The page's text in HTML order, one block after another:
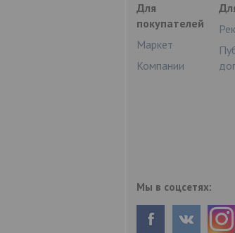
Для
покупателей
Маркет
Компании
Мы в соцсетях: